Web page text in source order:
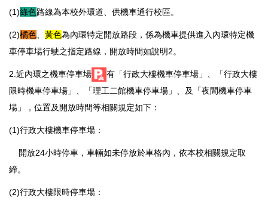
(1)綠色路線為本校外環道、供機車通行校區。
(2)橘色 黃色為內環特定開放路段，係為機車提供進入內環特定機
車停車場行駛之指定路線，開放時間如說明2。
2.近內環之機車停車場 有「行政大樓機車停車場」、
「行政大樓
限時機車停車場」、
「理工二館機車停車場」、 及
「夜間機車停車
場」，位置及開放時間等相關規定如下：
(1)行政大樓機車停車場：
開放24小時停車，車輛如未停放於車格內，依本校相關規定取
締。
(2)行政大樓限時停車場：